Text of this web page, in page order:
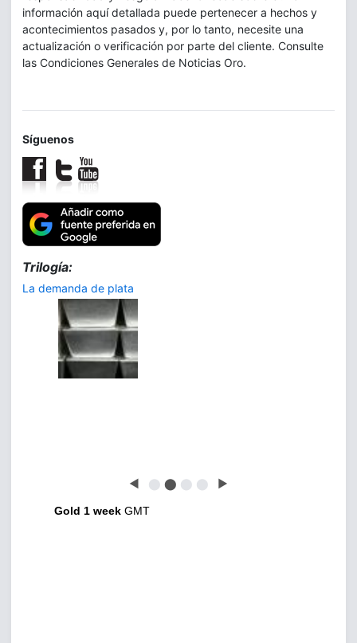
información aquí detallada puede pertenecer a hechos y
acontecimientos pasados y, por lo tanto, necesite una
actualización o verificación por parte del cliente. Consulte
las Condiciones Generales de Noticias Oro.
Síguenos
Trilogía:
La demanda de plata
◀ ⬤ ⬤ ⬤ ⬤ ▶
Gold 1 week GMT